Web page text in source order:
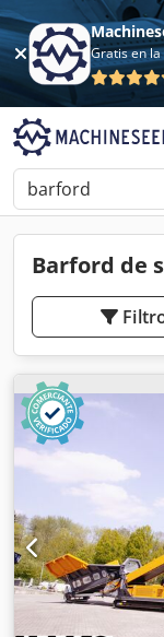
Barford de